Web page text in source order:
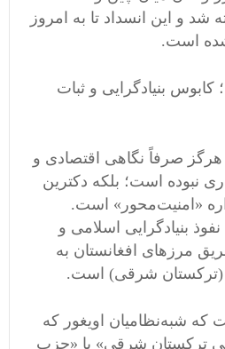
شد و این انسداد تا به امروز
شده است.
کابوس بنیادگرایی و ثبات
هرگز صرفاً نگاهی اقتصادی و
نبوده است؛ بلکه دکترین
«امنیت‌محور» است.
بنیادگرایی اسلامی و
مرزهای افغانستان به
(ترکستان شرقی) است.
که شبه‌نظامیان اویغور که
ترکستان شرقی» یا «حزب